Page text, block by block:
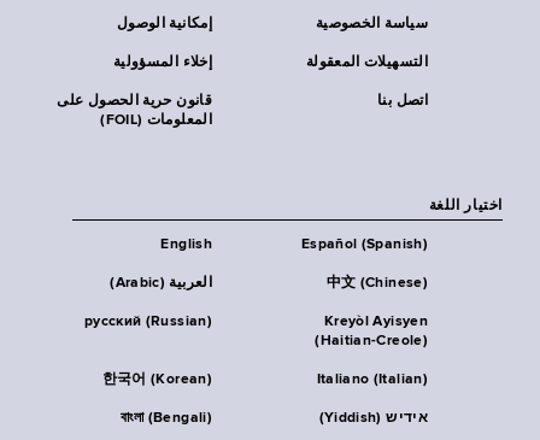
إمكانية الوصول سياسة الخصوصية
إخلاء المسؤولية التسهيلات المعقولة
قانون حرية الحصول على
المعلومات (FOIL)
اتصل بنا
اختيار اللغة
English Español (Spanish)
العربية (Arabic) 中文 (Chinese)
русский (Russian)
Kreyòl Ayisyen
(Haitian-Creole)
한국어 (Korean) Italiano (Italian)
বাংলা (Bengali) אידיש (Yiddish)